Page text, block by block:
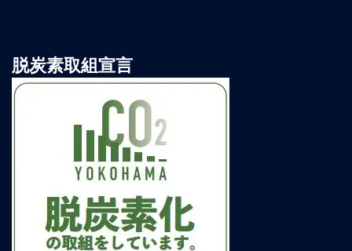
脱炭素取組宣言